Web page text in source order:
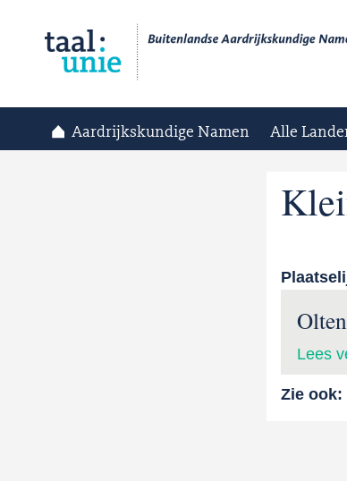
Aardrijkskundige Namen Alle
Lees
Zie ook: